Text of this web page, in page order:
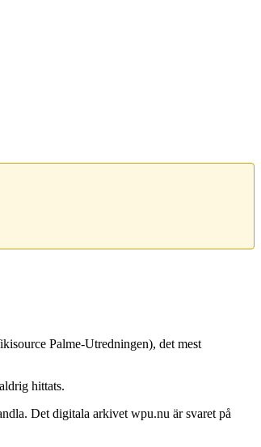
Palme-Utredningen), det mest
hittats.
Det digitala arkivet wpu.nu är svaret på